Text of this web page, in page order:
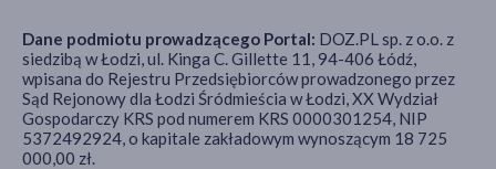
Dane podmiotu prowadzącego Portal: DOZ.PL sp. z o.o. z
siedzibą w Łodzi, ul. Kinga C. Gillette 11, 94-406 Łódź,
wpisana do Rejestru Przedsiębiorców prowadzonego przez
Sąd Rejonowy dla Łodzi Śródmieścia w Łodzi, XX Wydział
Gospodarczy KRS pod numerem KRS 0000301254, NIP
5372492924, o kapitale zakładowym wynoszącym 18 725
000,00 zł.